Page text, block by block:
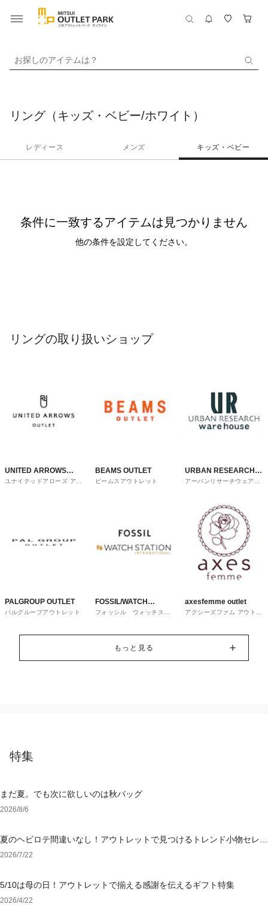
お探しのアイテムは？
リング（キッズ・ベビー/ホワイト）
レディース メンズ キッズ・ベビー
条件に一致するアイテムは見つかりません
他の条件を設定してください。
リングの取り扱いショップ
UNITED ARROWS
OUTLET
ユナイテッドアローズ アウ
BEAMS OUTLET
ビームスアウトレット
URBAN RESEARCH
ware house
アーバンリサーチウェアハ
PALGROUP OUTLET
パルグループアウトレット
FOSSIL/WATCH
STATION
フォッシル ウォッチステ
axesfemme outlet
アクシーズファム アウトレ
もっと見る
特集
まだ夏。でも次に欲しいのは秋バッグ
2026/8/6
夏のヘビロテ間違いなし！アウトレットで見つけるトレンド小物セレク
ション
2026/7/22
5/10は母の日！アウトレットで揃える感謝を伝えるギフト特集
2026/4/22